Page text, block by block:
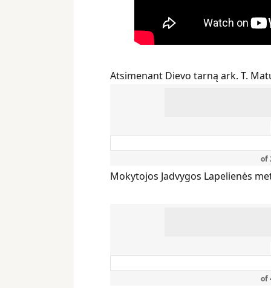
Atsimenant Dievo tarną ark. T.
of
Mokytojos Jadvygos Lapelienės
of